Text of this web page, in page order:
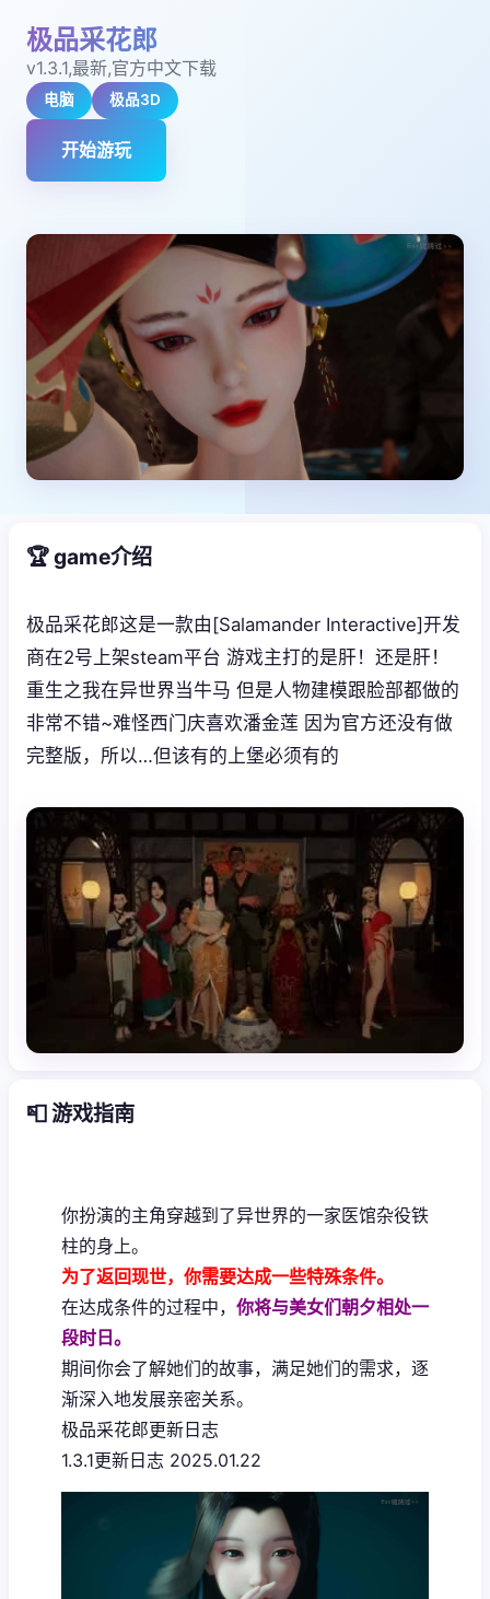
极品采花郎
v1.3.1,最新,官方中文下载
电脑 极品3D
开始游玩
🏆 game介绍
极品采花郎这是一款由[Salamander Interactive]开发
商在2号上架steam平台 游戏主打的是肝！还是肝！
重生之我在异世界当牛马 但是人物建模跟脸部都做的
非常不错~难怪西门庆喜欢潘金莲 因为官方还没有做
完整版，所以…但该有的上堡必须有的
📮 游戏指南
你扮演的主角穿越到了异世界的一家医馆杂役铁
柱的身上。
为了返回现世，你需要达成一些特殊条件。
在达成条件的过程中， 你将与美女们朝夕相处一
段时日。
期间你会了解她们的故事，满足她们的需求，逐
渐深入地发展亲密关系。
极品采花郎更新日志
1.3.1更新日志 2025.01.22